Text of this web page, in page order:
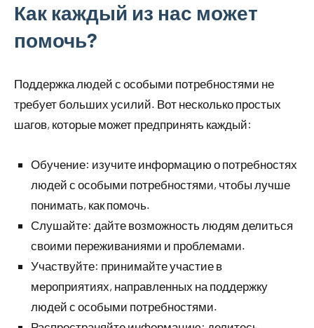
Как каждый из нас может
помочь?
Поддержка людей с особыми потребностями не
требует больших усилий. Вот несколько простых
шагов, которые может предпринять каждый:
Обучение: изучите информацию о потребностях
людей с особыми потребностями, чтобы лучше
понимать, как помочь.
Слушайте: дайте возможность людям делиться
своими переживаниями и проблемами.
Участвуйте: принимайте участие в
мероприятиях, направленных на поддержку
людей с особыми потребностями.